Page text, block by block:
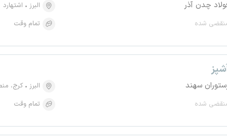
چدن آذر
شده
البرز
اشتهارد
تمام وقت
سهند
شده
البرز
کرج، منطقه
تمام وقت